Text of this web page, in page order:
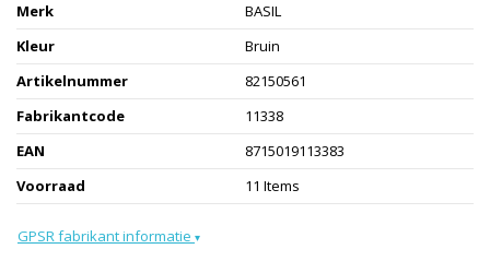
Merk
BASIL
Kleur
Bruin
Artikelnummer
82150561
Fabrikantcode
11338
EAN
8715019113383
Voorraad
11 Items
GPSR fabrikant informatie ▾